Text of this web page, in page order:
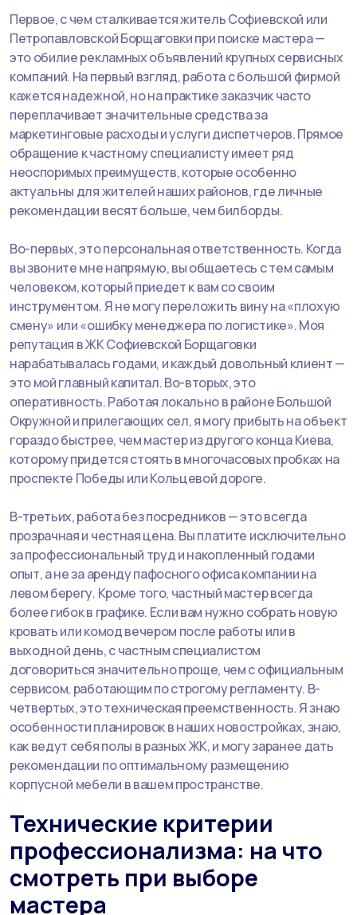
Первое, с чем сталкивается житель Софиевской или
Петропавловской Борщаговки при поиске мастера —
это обилие рекламных объявлений крупных сервисных
компаний. На первый взгляд, работа с большой фирмой
кажется надежной, но на практике заказчик часто
переплачивает значительные средства за
маркетинговые расходы и услуги диспетчеров. Прямое
обращение к частному специалисту имеет ряд
неоспоримых преимуществ, которые особенно
актуальны для жителей наших районов, где личные
рекомендации весят больше, чем билборды.
Во-первых, это персональная ответственность. Когда
вы звоните мне напрямую, вы общаетесь с тем самым
человеком, который приедет к вам со своим
инструментом. Я не могу переложить вину на «плохую
смену» или «ошибку менеджера по логистике». Моя
репутация в ЖК Софиевской Борщаговки
нарабатывалась годами, и каждый довольный клиент —
это мой главный капитал. Во-вторых, это
оперативность. Работая локально в районе Большой
Окружной и прилегающих сел, я могу прибыть на объект
гораздо быстрее, чем мастер из другого конца Киева,
которому придется стоять в многочасовых пробках на
проспекте Победы или Кольцевой дороге.
В-третьих, работа без посредников — это всегда
прозрачная и честная цена. Вы платите исключительно
за профессиональный труд и накопленный годами
опыт, а не за аренду пафосного офиса компании на
левом берегу. Кроме того, частный мастер всегда
более гибок в графике. Если вам нужно собрать новую
кровать или комод вечером после работы или в
выходной день, с частным специалистом
договориться значительно проще, чем с официальным
сервисом, работающим по строгому регламенту. В-
четвертых, это техническая преемственность. Я знаю
особенности планировок в наших новостройках, знаю,
как ведут себя полы в разных ЖК, и могу заранее дать
рекомендации по оптимальному размещению
корпусной мебели в вашем пространстве.
Технические критерии
профессионализма: на что
смотреть при выборе
мастера